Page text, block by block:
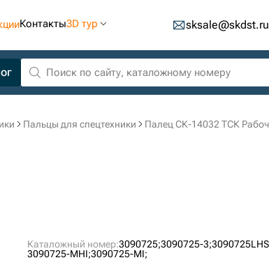
Контакты3D тур sksale@skdst.ru
Пальцы для спецтехники Палец СК-14032 ТСК
Каталожный номер:3090725;3090725-3;
3090725-MHI;3090725-MI;